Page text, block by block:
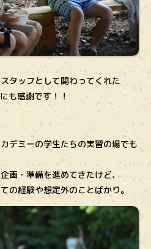
タッフとして関わってくれた
も感謝です！！
デミーの学生たちの実習の場でも
画・準備を進めてきたけど、
の経験や想定外のことばかり。